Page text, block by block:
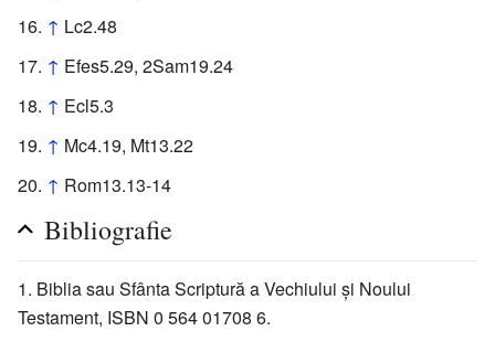
↑ Lc2.48
↑ Efes5.29, 2Sam19.24
↑ Ecl5.3
↑ Mc4.19, Mt13.22
↑ Rom13.13-14
Bibliografie
Biblia sau Sfânta Scriptură a Vechiului şi Noului
Testament, ISBN 0 564 01708 6.